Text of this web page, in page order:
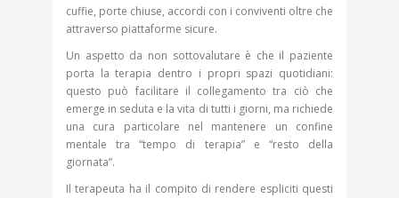
cuffie, porte chiuse, accordi con i conviventi oltre che
attraverso piattaforme sicure.
Un aspetto da non sottovalutare è che il paziente
porta la terapia dentro i propri spazi quotidiani:
questo può facilitare il collegamento tra ciò che
emerge in seduta e la vita di tutti i giorni, ma richiede
una cura particolare nel mantenere un confine
mentale tra “tempo di terapia” e “resto della
giornata”.
Il terapeuta ha il compito di rendere espliciti questi